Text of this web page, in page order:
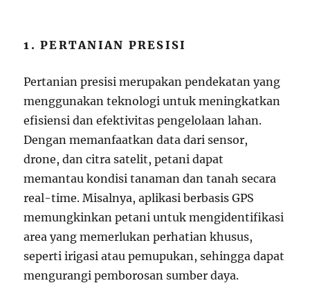
1. PERTANIAN PRESISI
Pertanian presisi merupakan pendekatan yang
menggunakan teknologi untuk meningkatkan
efisiensi dan efektivitas pengelolaan lahan.
Dengan memanfaatkan data dari sensor,
drone, dan citra satelit, petani dapat
memantau kondisi tanaman dan tanah secara
real-time. Misalnya, aplikasi berbasis GPS
memungkinkan petani untuk mengidentifikasi
area yang memerlukan perhatian khusus,
seperti irigasi atau pemupukan, sehingga dapat
mengurangi pemborosan sumber daya.